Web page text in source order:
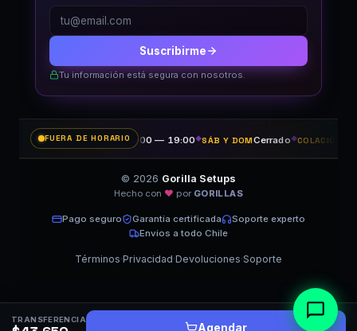
TRANSFERENCIA
Agendar
Suscribirme
Tu información está segura con nosotros.
FUERA DE HORARIO
LUN A VIE11:00 — 19:00◆SÁB Y DOMCerrado◆ COLACIÓN
© 2026 Gorilla Setups
Hecho con ♥ por GORILLAS
Pago seguro Garantía certificada
Soporte experto
Envíos a todo Chile
Términos·Privacidad·Devoluciones·Soporte